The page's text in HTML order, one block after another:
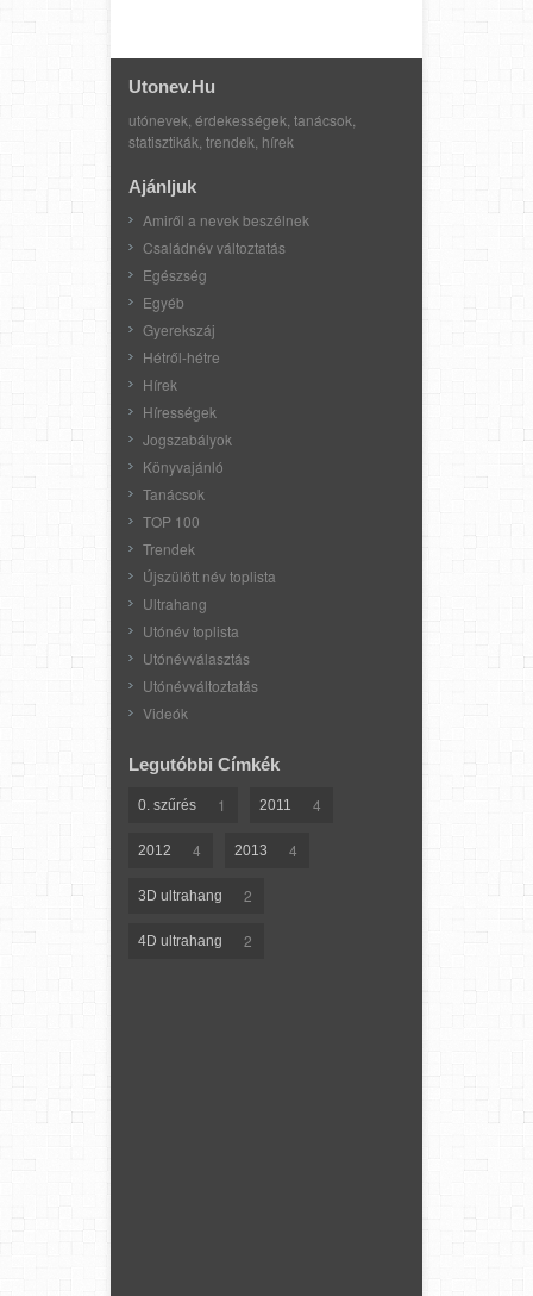
Utonev.hu
utónevek, érdekességek, tanácsok,
statisztikák, trendek, hírek
Ajánljuk
Amiről a nevek beszélnek
Családnév változtatás
Egészség
Egyéb
Gyerekszáj
Hétről-hétre
Hírek
Hírességek
Jogszabályok
Könyvajánló
Tanácsok
TOP 100
Trendek
Újszülött név toplista
Ultrahang
Utónév toplista
Utónévválasztás
Utónévváltoztatás
Videók
Legutóbbi Címkék
0. szűrés 1 2011 4
2012 4 2013 4
3D ultrahang 2
4D ultrahang 2